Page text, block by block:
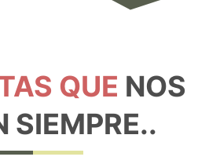
QUE NOS
SIEMPRE..